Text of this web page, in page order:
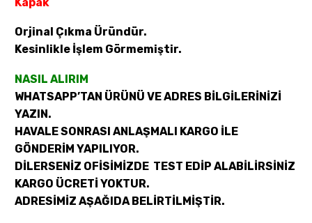
Orjinal Çıkma Üründür.
Kesinlikle İşlem Görmemiştir.
NASIL ALIRIM
WHATSAPP’TAN ÜRÜNÜ VE ADRES BİLGİLERİNİZİ
YAZIN.
HAVALE SONRASI ANLAŞMALI KARGO İLE
GÖNDERİM YAPILIYOR.
DİLERSENİZ OFİSİMİZDE TEST EDİP ALABİLİRSİNİZ
KARGO ÜCRETİ YOKTUR.
ADRESİMİZ AŞAĞIDA BELİRTİLMİŞTİR.